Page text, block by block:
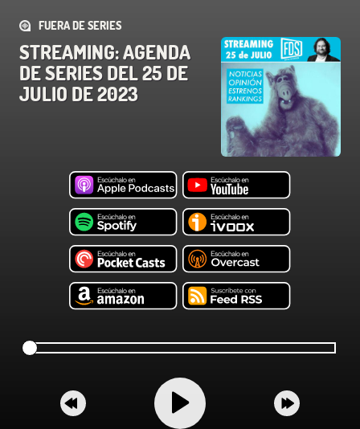
FUERA DE SERIES
STREAMING: AGENDA
DE SERIES DEL 25 DE
JULIO DE 2023